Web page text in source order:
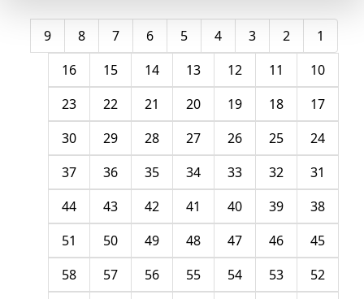
1
2
3
4
5
6
7
8
9
10
11
12
13
14
15
16
17
18
19
20
21
22
23
24
25
26
27
28
29
30
31
32
33
34
35
36
37
38
39
40
41
42
43
44
45
46
47
48
49
50
51
52
53
54
55
56
57
58